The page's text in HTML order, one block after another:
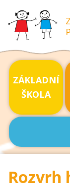
ZÁKLADNÍ
ŠKOLA
Rozvrh